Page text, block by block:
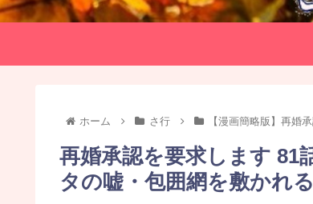
ホーム さ行 【漫画簡略版】再婚
再婚承認を要求します 81
タの嘘・包囲網を敷かれ